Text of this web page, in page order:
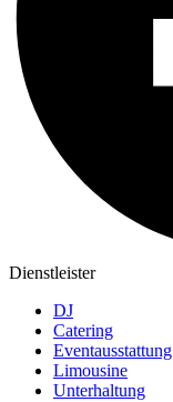
Dienstleister
DJ
Catering
Eventausstattung
Limousine
Unterhaltung